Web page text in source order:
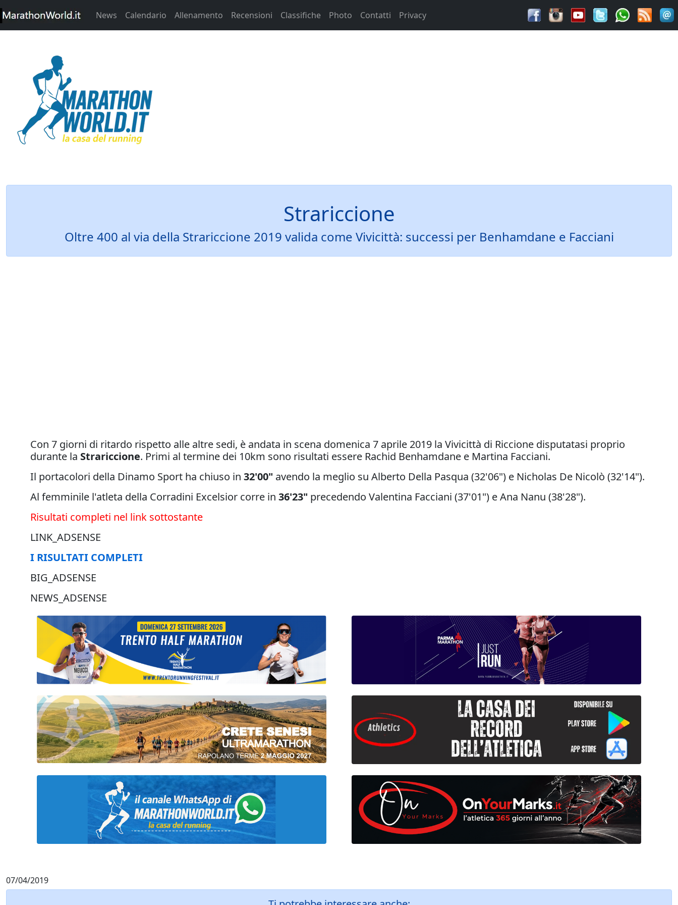
News Calendario Allenamento Recensioni Classifiche Photo Contatti Privacy
Strariccione
Oltre 400 al via della Strariccione 2019 valida come Vivicittà: successi per Benhamdane e Facciani
Con 7 giorni di ritardo rispetto alle altre sedi, è andata in scena domenica 7 aprile 2019 la Vivicittà di Riccione disputatasi proprio
durante la Strariccione. Primi al termine dei 10km sono risultati essere Rachid Benhamdane e Martina Facciani.
Il portacolori della Dinamo Sport ha chiuso in 32'00" avendo la meglio su Alberto Della Pasqua (32'06") e Nicholas De Nicolò (32'14").
Al femminile l'atleta della Corradini Excelsior corre in 36'23" precedendo Valentina Facciani (37'01") e Ana Nanu (38'28").
Risultati completi nel link sottostante
LINK_ADSENSE
I RISULTATI COMPLETI
BIG_ADSENSE
NEWS_ADSENSE
07/04/2019